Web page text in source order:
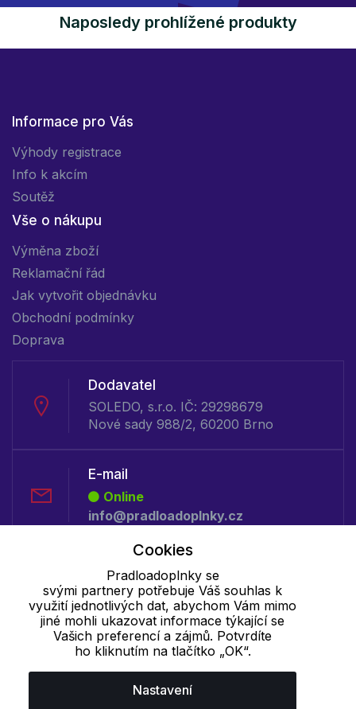
Naposledy prohlížené produkty
Informace pro Vás
Výhody registrace
Info k akcím
Soutěž
Vše o nákupu
Výměna zboží
Reklamační řád
Jak vytvořit objednávku
Obchodní podmínky
Doprava
Dodavatel
SOLEDO, s.r.o. IČ: 29298679
Nové sady 988/2, 60200 Brno
E-mail
Online
info@pradloadoplnky.cz
Offline
+420 530 334 481
Cookie - podrobné nastavení|Další informace|
údajů
Cookies
Pradloadoplnky se
svými partnery potřebuje Váš souhlas k
využití jednotlivých dat, abychom Vám mimo
jiné mohli ukazovat informace týkající se
Vašich preferencí a zájmů. Potvrdíte
ho kliknutím na tlačítko „OK“.
Nastavení